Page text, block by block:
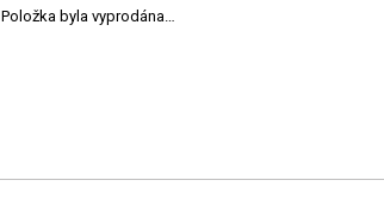
Položka byla vyprodána…